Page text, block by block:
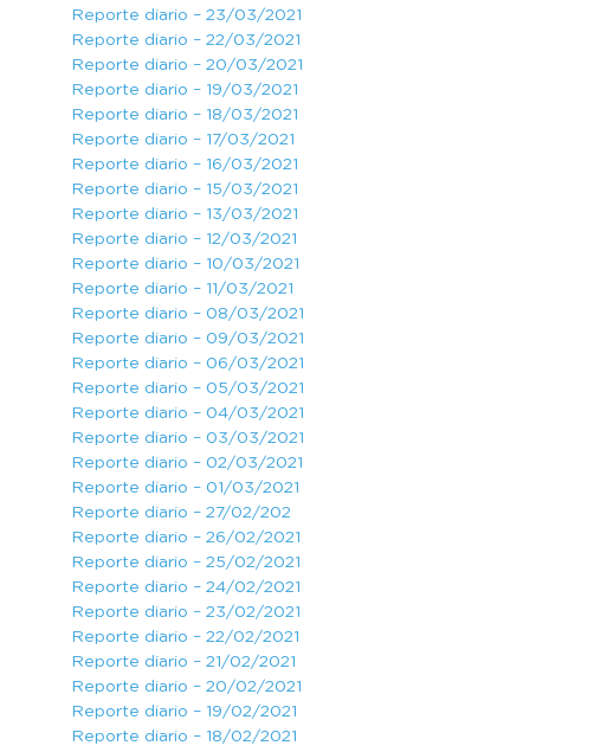
Reporte diario – 23/03/2021
Reporte diario – 22/03/2021
Reporte diario – 20/03/2021
Reporte diario – 19/03/2021
Reporte diario – 18/03/2021
Reporte diario – 17/03/2021
Reporte diario – 16/03/2021
Reporte diario – 15/03/2021
Reporte diario – 13/03/2021
Reporte diario – 12/03/2021
Reporte diario – 10/03/2021
Reporte diario – 11/03/2021
Reporte diario – 08/03/2021
Reporte diario – 09/03/2021
Reporte diario – 06/03/2021
Reporte diario – 05/03/2021
Reporte diario – 04/03/2021
Reporte diario – 03/03/2021
Reporte diario – 02/03/2021
Reporte diario – 01/03/2021
Reporte diario – 27/02/202
Reporte diario – 26/02/2021
Reporte diario – 25/02/2021
Reporte diario – 24/02/2021
Reporte diario – 23/02/2021
Reporte diario – 22/02/2021
Reporte diario – 21/02/2021
Reporte diario – 20/02/2021
Reporte diario – 19/02/2021
Reporte diario – 18/02/2021